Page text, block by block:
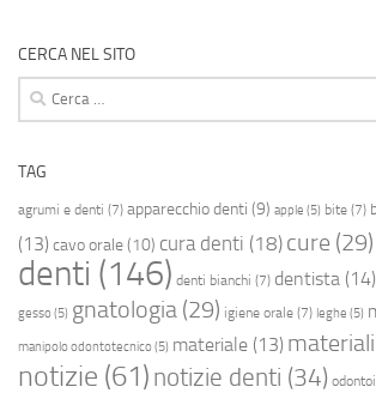
CERCA NEL SITO
Ricerca
per:
TAG
agrumi e denti (7) apparecchio denti (9) apple (5) bite (7)
(13) cavo orale(10) cura denti (18) cure (29)
denti (146) denti bianchi (7) dentista (14)
gesso(5) gnatologia (29) igiene orale (7) leghe (5)
manipolo odontotecnico(5) materiale (13) materiali
notizie (61) notizie denti (34)